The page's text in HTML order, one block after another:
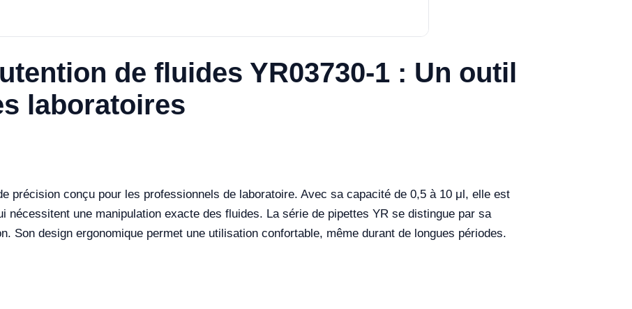
de fluides YR03730-1 : Un outil
laboratoires
précision conçu pour les professionnels de laboratoire. Avec sa capacité de 0,5 à 10 μl, elle est
nécessitent une manipulation exacte des fluides. La série de pipettes YR se distingue par sa
Son design ergonomique permet une utilisation confortable, même durant de longues périodes.